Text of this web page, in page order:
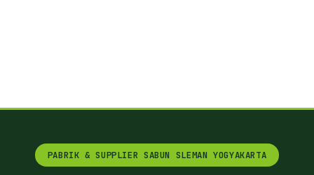
PABRIK & SUPPLIER SABUN SLEMAN YOGYAKARTA